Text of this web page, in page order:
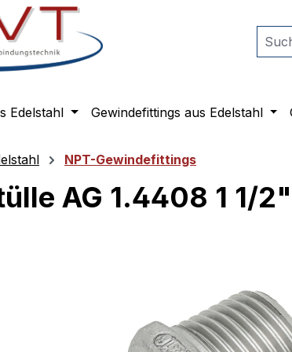
Edelstahl Gewindefittings aus Edelstahl
NPT-Gewindefittings
AG 1.4408 1 1/